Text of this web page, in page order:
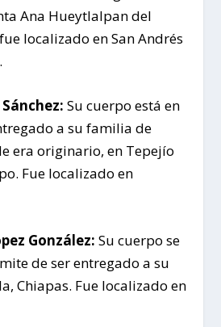
Ana Hueytlalpan del
localizado en San Andrés
Su cuerpo está en
a su familia de
era originario, en Tepejío
Fue localizado en
González: Su cuerpo se
de ser entregado a su
Chiapas. Fue localizado en